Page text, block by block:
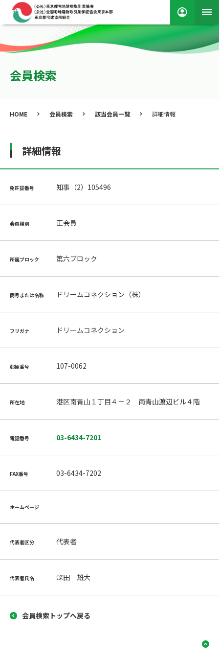
会員検索
HOME 会員検索 該当会員一覧 詳細情報
詳細情報
免許証番号 知事（2）105496
会員種別 正会員
所属ブロック 第六ブロック
商号または名称 ドリームコネクション（株）
フリガナ ドリームコネクション
郵便番号 107-0062
所在地 港区南青山１丁目４－２ 南青山渡辺ビル４階
電話番号 03-6434-7201
FAX番号 03-6434-7202
ホームページ
代表者区分 代表者
代表者氏名 深田 雄大
会員検索トップへ戻る